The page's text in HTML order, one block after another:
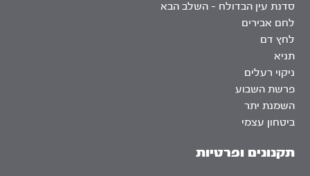
סדנת עין הבדולח – השלב הבא
לחם אבירים
לחץ דם
תניא
ניקוי רעלים
פרשת השבוע
השמנת יתר
ביטחון עצמי
תקנונים ופרטיות